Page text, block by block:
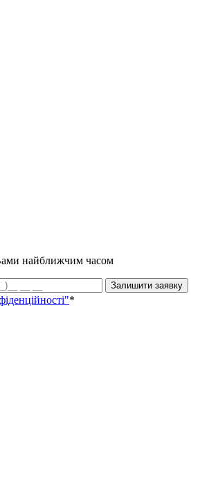
найближчим часом
Залишити заявку
*